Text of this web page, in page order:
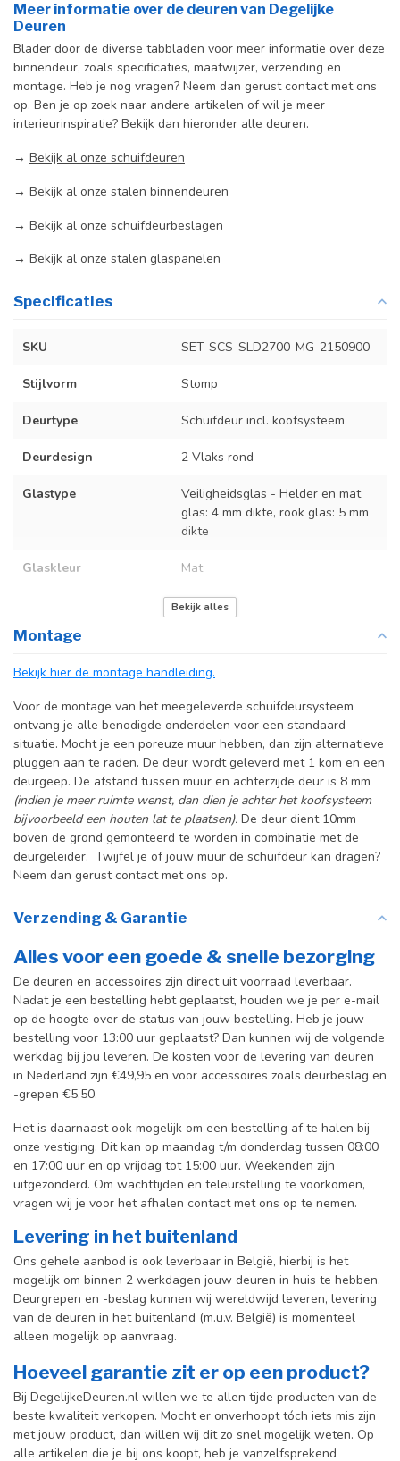
Meer informatie over de deuren van Degelijke
Deuren
Blader door de diverse tabbladen voor meer informatie over deze
binnendeur, zoals specificaties, maatwijzer, verzending en
montage. Heb je nog vragen? Neem dan gerust contact met ons
op. Ben je op zoek naar andere artikelen of wil je meer
interieurinspiratie? Bekijk dan hieronder alle deuren.
→ Bekijk al onze schuifdeuren
→ Bekijk al onze stalen binnendeuren
→ Bekijk al onze schuifdeurbeslagen
→ Bekijk al onze stalen glaspanelen
Specificaties
SKU SET-SCS-SLD2700-MG-2150900
Stijlvorm Stomp
Deurtype Schuifdeur incl. koofsysteem
Deurdesign 2 Vlaks rond
Glastype
Veiligheidsglas - Helder en mat
glas: 4 mm dikte, rook glas: 5 mm
dikte
Glaskleur Mat
Bekijk de tabel in de producttekst
Incl. deurgreep
Incl. systeem
Bekijk alles
Montage
Bekijk hier de montage handleiding.
Voor de montage van het meegeleverde schuifdeursysteem
ontvang je alle benodigde onderdelen voor een standaard
situatie. Mocht je een poreuze muur hebben, dan zijn alternatieve
pluggen aan te raden. De deur wordt geleverd met 1 kom en een
deurgeep. De afstand tussen muur en achterzijde deur is 8 mm
(indien je meer ruimte wenst, dan dien je achter het koofsysteem
bijvoorbeeld een houten lat te plaatsen). De deur dient 10mm
boven de grond gemonteerd te worden in combinatie met de
deurgeleider. Twijfel je of jouw muur de schuifdeur kan dragen?
Neem dan gerust contact met ons op.
Verzending & Garantie
Alles voor een goede & snelle bezorging
De deuren en accessoires zijn direct uit voorraad leverbaar.
Nadat je een bestelling hebt geplaatst, houden we je per e-mail
op de hoogte over de status van jouw bestelling. Heb je jouw
bestelling voor 13:00 uur geplaatst? Dan kunnen wij de volgende
werkdag bij jou leveren. De kosten voor de levering van deuren
in Nederland zijn €49,95 en voor accessoires zoals deurbeslag en
-grepen €5,50.
Het is daarnaast ook mogelijk om een bestelling af te halen bij
onze vestiging. Dit kan op maandag t/m donderdag tussen 08:00
en 17:00 uur en op vrijdag tot 15:00 uur. Weekenden zijn
uitgezonderd. Om wachttijden en teleurstelling te voorkomen,
vragen wij je voor het afhalen contact met ons op te nemen.
Levering in het buitenland
Ons gehele aanbod is ook leverbaar in België, hierbij is het
mogelijk om binnen 2 werkdagen jouw deuren in huis te hebben.
Deurgrepen en -beslag kunnen wij wereldwijd leveren, levering
van de deuren in het buitenland (m.u.v. België) is momenteel
alleen mogelijk op aanvraag.
Hoeveel garantie zit er op een product?
Bij DegelijkeDeuren.nl willen we te allen tijde producten van de
beste kwaliteit verkopen. Mocht er onverhoopt tóch iets mis zijn
met jouw product, dan willen wij dit zo snel mogelijk weten. Op
alle artikelen die je bij ons koopt, heb je vanzelfsprekend